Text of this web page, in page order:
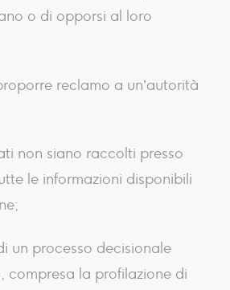
o di opporsi al loro
reclamo a un’autorità
non siano raccolti presso
le informazioni disponibili
di un processo decisionale
compresa la profilazione di